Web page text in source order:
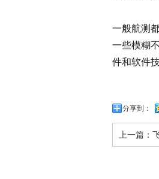
一般航测
一些模糊
件和软件
分享到：
上一篇：